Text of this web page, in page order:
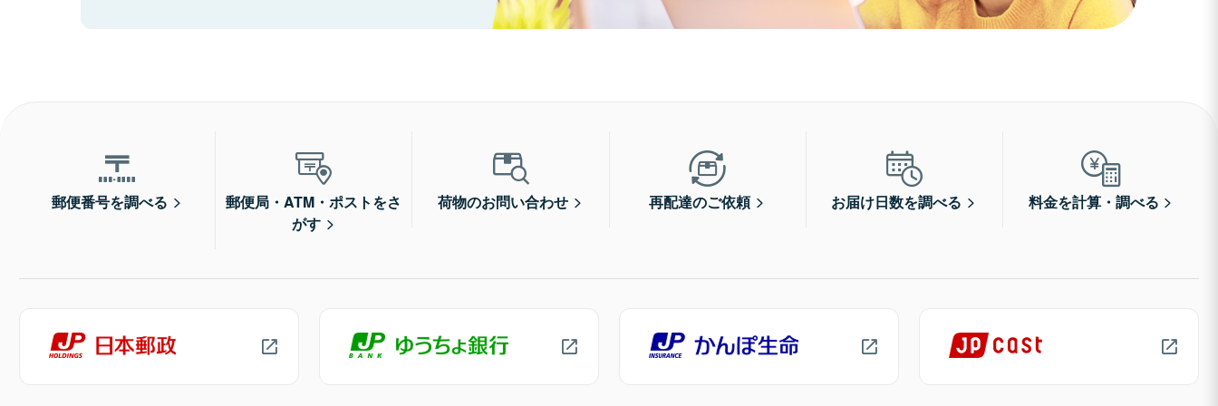
郵便番号を調べる
郵便局・ATM・ポストをさ
がす
荷物のお問い合わせ 再配達のご依頼 お届け日数を調べる 料金を計算・調べる